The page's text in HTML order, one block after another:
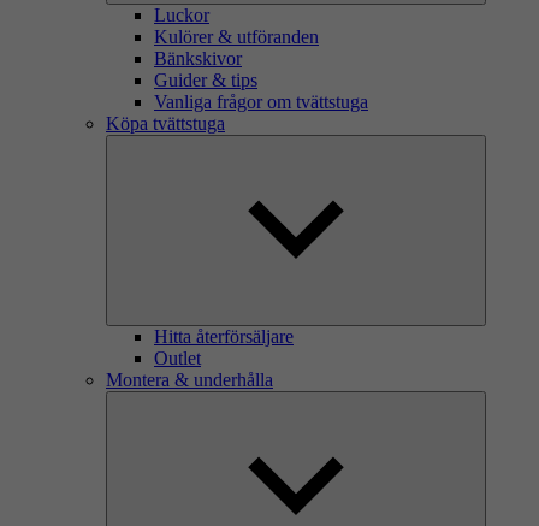
Luckor
Kulörer & utföranden
Bänkskivor
Guider & tips
Vanliga frågor om tvättstuga
Köpa tvättstuga
Hitta återförsäljare
Outlet
Montera & underhålla